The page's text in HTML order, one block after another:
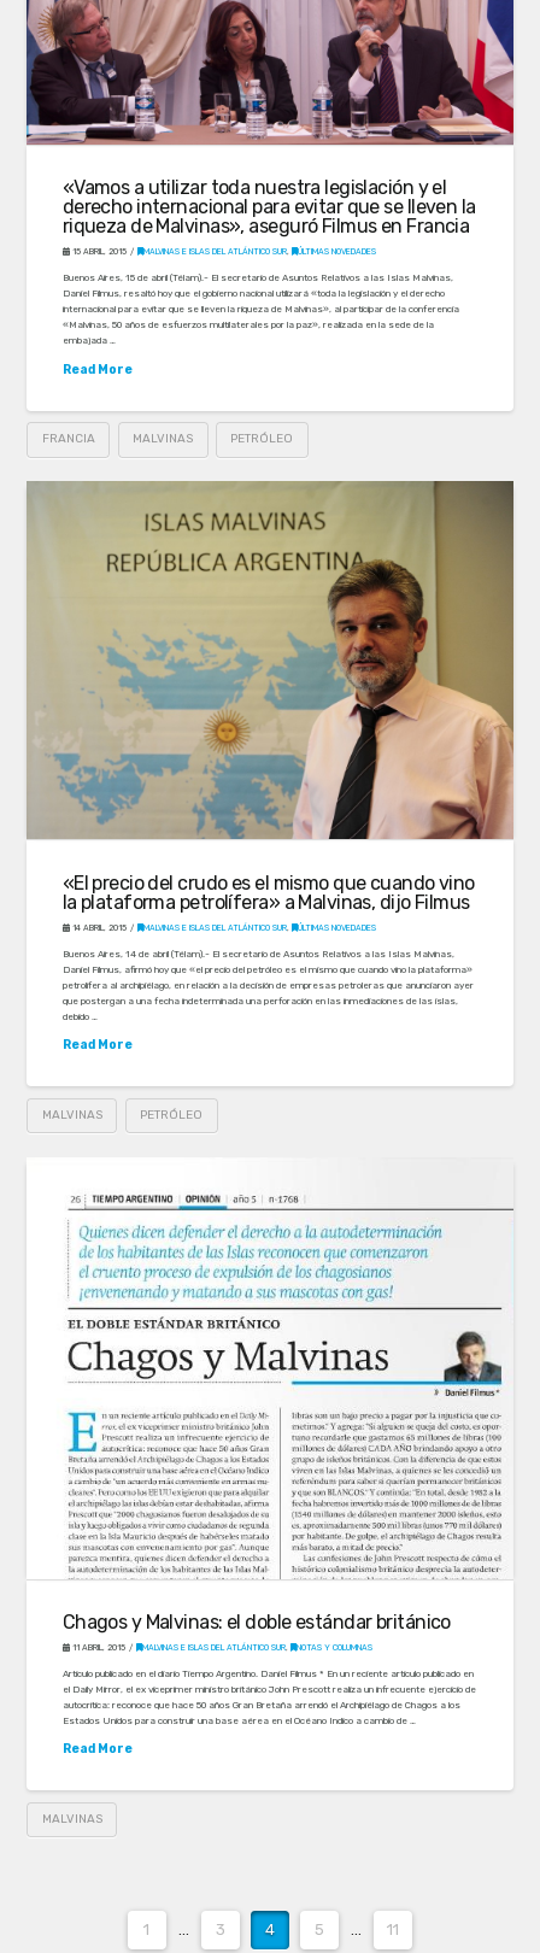
«Vamos a utilizar toda nuestra legislación y el
derecho internacional para evitar que se lleven la
riqueza de Malvinas», aseguró Filmus en Francia
15 ABRIL, 2015 MALVINAS E ISLAS DEL ATLÁNTICO SUR, ÚLTIMAS NOVEDADES
Buenos Aires, 15 de abril (Télam).- El secretario de Asuntos Relativos a las Islas Malvinas,
Daniel Filmus, resaltó hoy que el gobierno nacional utilizará «toda la legislación y el derecho
internacional para evitar que se lleven la riqueza de Malvinas», al participar de la conferencia
«Malvinas, 50 años de esfuerzos multilaterales por la paz», realizada en la sede de la
embajada …
Read More
FRANCIA MALVINAS PETRÓLEO
«El precio del crudo es el mismo que cuando vino
la plataforma petrolífera» a Malvinas, dijo Filmus
14 ABRIL, 2015 MALVINAS E ISLAS DEL ATLÁNTICO SUR, ÚLTIMAS NOVEDADES
Buenos Aires, 14 de abril (Télam).- El secretario de Asuntos Relativos a las Islas Malvinas,
Daniel Filmus, afirmó hoy que «el precio del petróleo es el mismo que cuando vino la plataforma»
petrolífera al archipiélago, en relación a la decisión de empresas petroleras que anunciaron ayer
que postergan a una fecha indeterminada una perforación en las inmediaciones de las islas,
debido …
Read More
MALVINAS PETRÓLEO
Chagos y Malvinas: el doble estándar británico
11 ABRIL, 2015 MALVINAS E ISLAS DEL ATLÁNTICO SUR, NOTAS Y COLUMNAS
Artículo publicado en el diario Tiempo Argentino. Daniel Filmus * En un reciente artículo publicado en
el Daily Mirror, el ex viceprimer ministro británico John Prescott realiza un infrecuente ejercicio de
autocrítica: reconoce que hace 50 años Gran Bretaña arrendó el Archipiélago de Chagos a los
Estados Unidos para construir una base aérea en el Océano Indico a cambio de …
Read More
MALVINAS
1 3 4 5 11